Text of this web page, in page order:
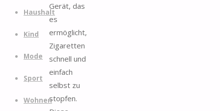
Haushalt
Kind
Mode
Sport
Wohnen
Gerät, das
es
ermöglicht,
Zigaretten
schnell und
einfach
selbst zu
stopfen.